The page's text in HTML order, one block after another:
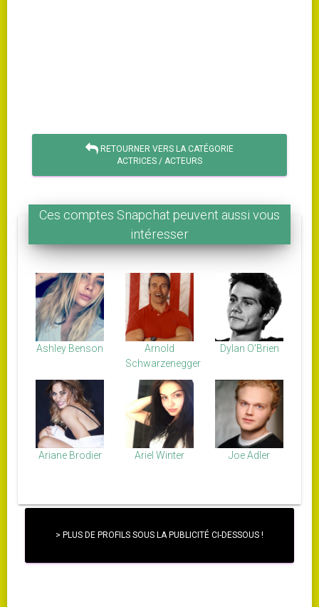
RETOURNER VERS LA CATÉGORIE
ACTRICES / ACTEURS
Ces comptes Snapchat peuvent aussi vous
intéresser
Ashley Benson
Arnold
Schwarzenegger
Dylan O'Brien
Ariane Brodier Ariel Winter Joe Adler
> PLUS DE PROFILS SOUS LA PUBLICITÉ CI-DESSOUS !